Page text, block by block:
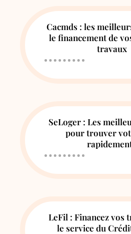
Cacmds : les
le financement de
travaux
SeLoger : Les
pour trouver
LeFil : Financez vos
le service du